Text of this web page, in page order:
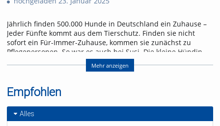
Jährlich finden 500.000 Hunde in Deutschland ein Zuhause –
Jeder Fünfte kommt aus dem Tierschutz. Finden sie nicht
sofort ein Für-Immer-Zuhause, kommen sie zunächst zu
Pflegepersonen. So war es auch bei Susi. Die kleine Hündin
aus Spanien fand 2024 ein temporäres Zuhause bei Studentin
Dana. Was es heißt, Pflegestelle für einen Hund zu sein und
gestaltet, erfahrt ihr im Video.
Referent/in:
Andreas Nagel
Mehr anzeigen
Empfohlen
Alles